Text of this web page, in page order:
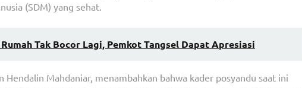
(SDM) yang sehat.
Tak Bocor Lagi, Pemkot Tangsel Dapat Apresiasi
Hendalin Mahdaniar, menambahkan bahwa kader posyandu saat ini